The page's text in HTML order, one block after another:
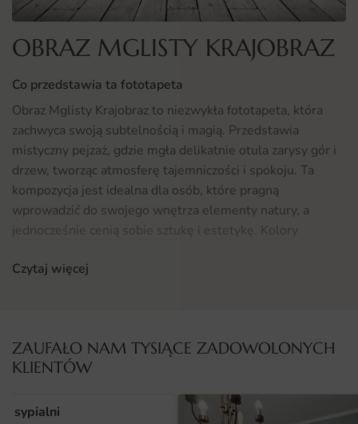
OBRAZ MGLISTY KRAJOBRAZ
Co przedstawia ta fototapeta
Obraz Mglisty Krajobraz to niezwykła fototapeta, która
zachwyca swoją subtelnością i magią. Przedstawia
mistyczny pejzaż, gdzie mgła delikatnie otula zarysy gór i
drzew, tworząc atmosferę tajemniczości i spokoju. Ta
kompozycja jest idealna dla osób, które pragną
wprowadzić do swojego wnętrza elementy natury, a
jednocześnie cenią sobie sztukę i estetykę. Kolory
fototapeta doskonale harmonizuje z różnorodnymi stylami
Fototapeta Obraz Mglisty Krajobraz znajdzie swoje
miejsce w wielu pomieszczeniach. Idealnie nadaje się do
pokoju niemowlaka, gdzie tworzy spokojną atmosferę
sprzyjającą relaksowi i odpoczynkowi. Może również
Czytaj więcej
ZAUFAŁO NAM TYSIĄCE ZADOWOLONYCH
KLIENTÓW
sypialni